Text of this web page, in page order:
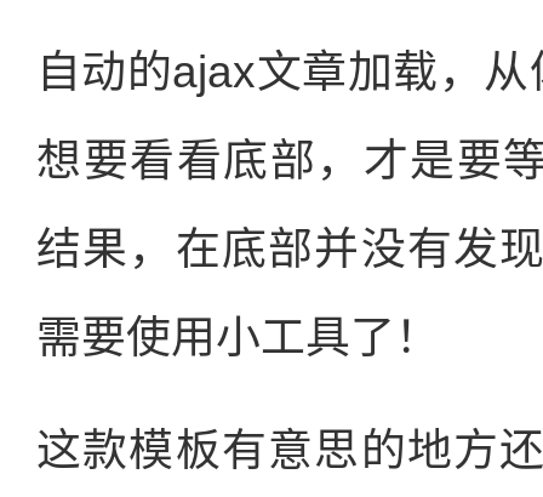
自动的ajax文章加载，
想要看看底部，才是要
结果，在底部并没有发
需要使用小工具了！
这款模板有意思的地方